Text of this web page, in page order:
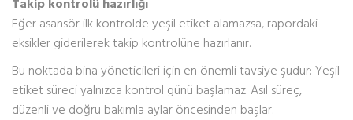
Eğer asansör ilk kontrolde yeşil etiket alamazsa, rapordaki
eksikler giderilerek takip kontrolüne hazırlanır.
Bu noktada bina yöneticileri için en önemli tavsiye şudur: Yeşil
etiket süreci yalnızca kontrol günü başlamaz. Asıl süreç,
düzenli ve doğru bakımla aylar öncesinden başlar.